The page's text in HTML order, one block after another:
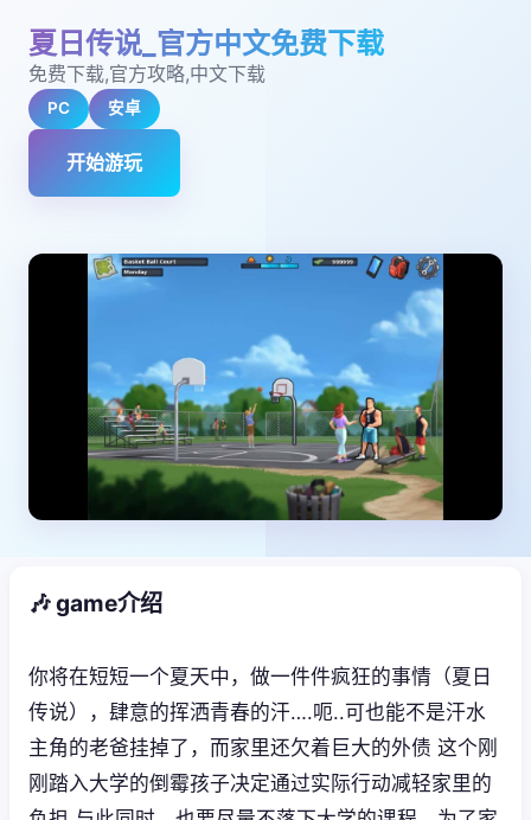
夏日传说_官方中文免费下载
免费下载,官方攻略,中文下载
PC 安卓
开始游玩
🎶 game介绍
你将在短短一个夏天中，做一件件疯狂的事情（夏日
传说），肆意的挥洒青春的汗….呃..可也能不是汗水
主角的老爸挂掉了，而家里还欠着巨大的外债 这个刚
刚踏入大学的倒霉孩子决定通过实际行动减轻家里的